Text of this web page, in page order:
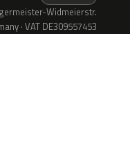
Widmeierstr.
· VAT DE309557453